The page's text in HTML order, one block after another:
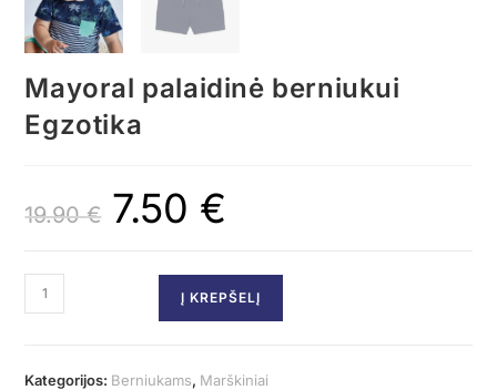
Mayoral palaidinė berniukui
Egzotika
19.90€ 7.50 €
Į KREPŠELĮ
Kategorijos: Berniukams, Marškiniai